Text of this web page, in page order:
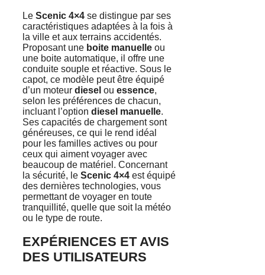
Le Scenic 4×4 se distingue par ses
caractéristiques adaptées à la fois à
la ville et aux terrains accidentés.
Proposant une boite manuelle ou
une boite automatique, il offre une
conduite souple et réactive. Sous le
capot, ce modèle peut être équipé
d’un moteur diesel ou essence,
selon les préférences de chacun,
incluant l’option diesel manuelle.
Ses capacités de chargement sont
généreuses, ce qui le rend idéal
pour les familles actives ou pour
ceux qui aiment voyager avec
beaucoup de matériel. Concernant
la sécurité, le Scenic 4×4 est équipé
des dernières technologies, vous
permettant de voyager en toute
tranquillité, quelle que soit la météo
ou le type de route.
EXPÉRIENCES ET AVIS
DES UTILISATEURS